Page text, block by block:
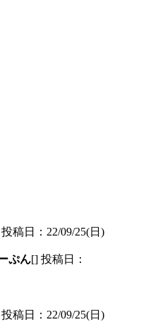
稿日：22/09/25(日)
ぷん[] 投稿日：
稿日：22/09/25(日)